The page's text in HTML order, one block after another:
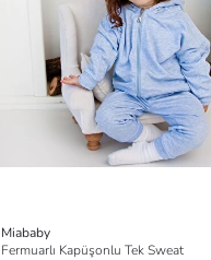
Miababy
Fermuarlı Kapüşonlu Tek Sweat